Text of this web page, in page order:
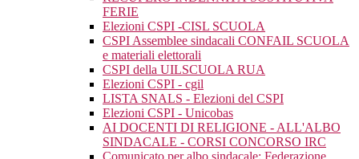
FERIE
Elezioni CSPI -CISL SCUOLA
CSPI Assemblee sindacali CONFAIL SCUOLA
e materiali elettorali
CSPI della UILSCUOLA RUA
Elezioni CSPI - cgil
LISTA SNALS - Elezioni del CSPI
Elezioni CSPI - Unicobas
AI DOCENTI DI RELIGIONE - ALL'ALBO
SINDACALE - CORSI CONCORSO IRC